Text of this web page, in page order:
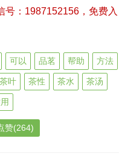
号：1987152156，免费入
可以 品茗 帮助 方法
茶叶 茶性 茶水 茶汤
赞(264)